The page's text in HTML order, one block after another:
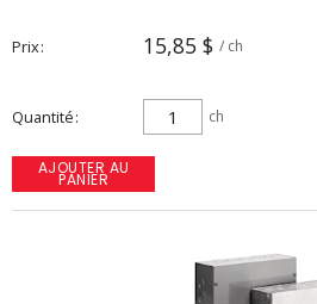
Prix 15,85 $ / ch
Quantité ch
AJOUTER AU
PANIER